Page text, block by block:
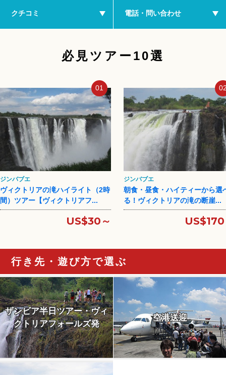
クチコミ 電話・問い合わせ
必見ツアー10選
01
ジンバブエ
ヴィクトリアの滝ハイライト（2時
間）ツアー【ヴィクトリアフ...
US$30～
ジンバブエ
朝食・昼食・ハイティーから選
る！ヴィクトリアの滝の断崖...
行き先・遊び方で選ぶ
ザンビア半日ツアー・ヴィ
クトリアフォールズ発
空港送迎